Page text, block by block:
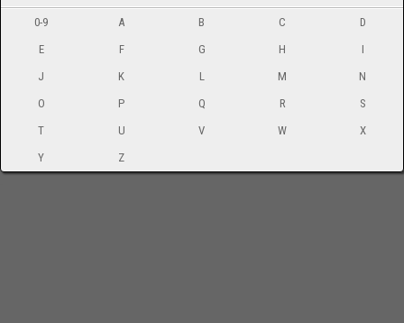
0-9 A B C
D
E
F G H
I
J
K L M
N
O
P Q R
S
T
U V W
X
Y
Z